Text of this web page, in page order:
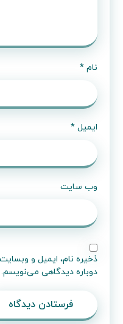
نام*
ایمیل*
وب‌ سایت
ذخیره نام، ایمیل و
دوباره دیدگاهی می‌نویسم.
فرستادن دیدگاه